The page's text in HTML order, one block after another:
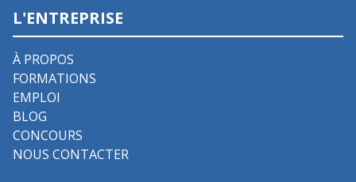
L'ENTREPRISE
À PROPOS
FORMATIONS
EMPLOI
BLOG
CONCOURS
NOUS CONTACTER